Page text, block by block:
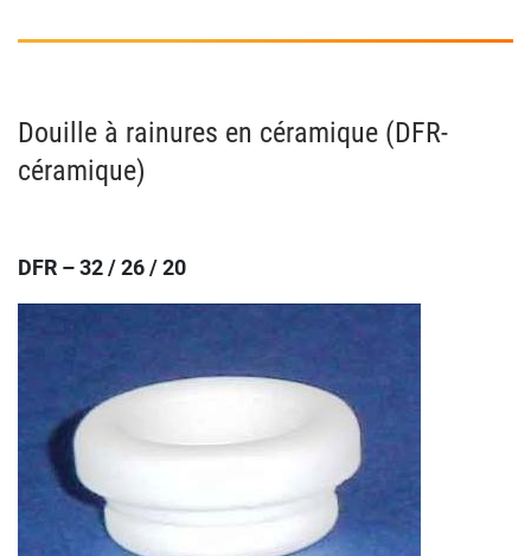
Douille à rainures en céramique (DFR-
céramique)
DFR – 32 / 26 / 20